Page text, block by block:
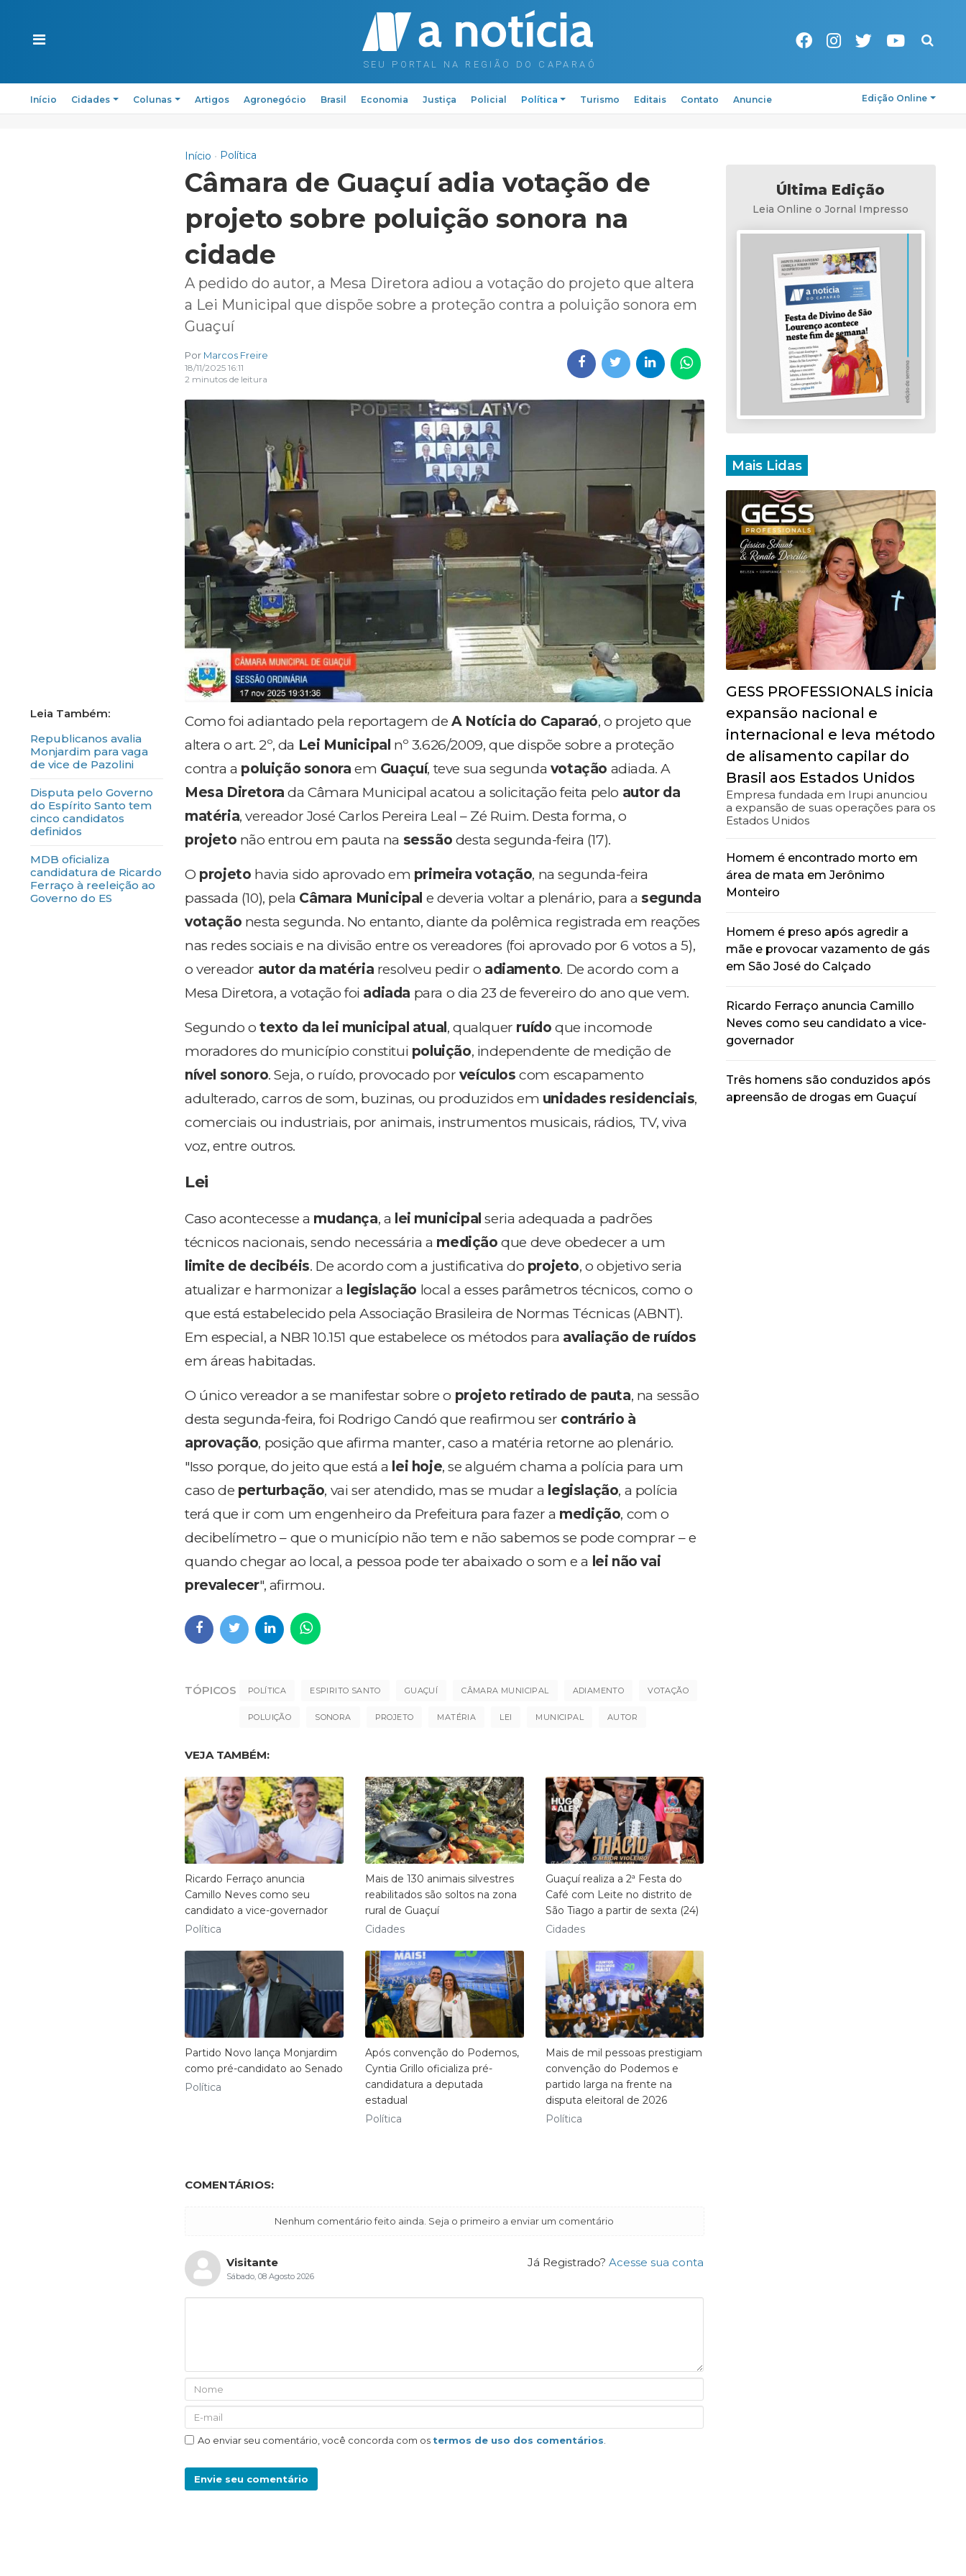
Pesquisa
Início Cidades Colunas Artigos Agronegócio Brasil Economia Justiça Policial Política Turismo Editais Contato Anuncie Edição Online
Republicanos avalia
Monjardim para vaga
de vice de Pazolini
Disputa pelo Governo
do Espírito Santo tem
cinco candidatos
definidos
MDB oficializa
candidatura de Ricardo
Ferraço à reeleição ao
Governo do ES
Início Política
Câmara de Guaçuí adia votação de
projeto sobre poluição sonora na
cidade
A pedido do autor, a Mesa Diretora adiou a votação do projeto que altera
a Lei Municipal que dispõe sobre a proteção contra a poluição sonora em
Guaçuí
Por Marcos Freire
18/11/2025 16:11
2 minutos de leitura
Como foi adiantado pela reportagem de A Notícia do Caparaó, o projeto que
altera o art. 2º, da Lei Municipal nº 3.626/2009, que dispõe sobre a proteção
contra a poluição sonora em Guaçuí, teve sua segunda votação adiada. A
Mesa Diretora da Câmara Municipal acatou a solicitação feita pelo autor da
matéria, vereador José Carlos Pereira Leal – Zé Ruim. Desta forma, o
projeto não entrou em pauta na sessão desta segunda-feira (17).
O projeto havia sido aprovado em primeira votação, na segunda-feira
passada (10), pela Câmara Municipal e deveria voltar a plenário, para a segunda
votação nesta segunda. No entanto, diante da polêmica registrada em reações
nas redes sociais e na divisão entre os vereadores (foi aprovado por 6 votos a 5),
o vereador autor da matéria resolveu pedir o adiamento. De acordo com a
Mesa Diretora, a votação foi adiada para o dia 23 de fevereiro do ano que vem.
Segundo o texto da lei municipal atual, qualquer ruído que incomode
moradores do município constitui poluição, independente de medição de
nível sonoro. Seja, o ruído, provocado por veículos com escapamento
adulterado, carros de som, buzinas, ou produzidos em unidades residenciais,
comerciais ou industriais, por animais, instrumentos musicais, rádios, TV, viva
voz, entre outros.
Lei
Caso acontecesse a mudança, a lei municipal seria adequada a padrões
técnicos nacionais, sendo necessária a medição que deve obedecer a um
limite de decibéis. De acordo com a justificativa do projeto, o objetivo seria
atualizar e harmonizar a legislação local a esses parâmetros técnicos, como o
que está estabelecido pela Associação Brasileira de Normas Técnicas (ABNT).
Em especial, a NBR 10.151 que estabelece os métodos para avaliação de ruídos
em áreas habitadas.
O único vereador a se manifestar sobre o projeto retirado de pauta, na sessão
desta segunda-feira, foi Rodrigo Candó que reafirmou ser contrário à
aprovação, posição que afirma manter, caso a matéria retorne ao plenário.
"Isso porque, do jeito que está a lei hoje, se alguém chama a polícia para um
caso de perturbação, vai ser atendido, mas se mudar a legislação, a polícia
terá que ir com um engenheiro da Prefeitura para fazer a medição, com o
decibelímetro – que o município não tem e não sabemos se pode comprar – e
quando chegar ao local, a pessoa pode ter abaixado o som e a lei não vai
prevalecer", afirmou.
TÓPICOS POLÍTICA ESPIRITO SANTO GUAÇUÍ CÂMARA MUNICIPAL ADIAMENTO VOTAÇÃO
POLUIÇÃO SONORA PROJETO MATÉRIA LEI MUNICIPAL AUTOR
VEJA TAMBÉM:
Ricardo Ferraço anuncia
Camillo Neves como seu
candidato a vice-governador
Política
Mais de 130 animais silvestres
reabilitados são soltos na zona
rural de Guaçuí
Cidades
Guaçuí realiza a 2ª Festa do
Café com Leite no distrito de
São Tiago a partir de sexta (24)
Cidades
Partido Novo lança Monjardim
como pré-candidato ao Senado
Política
Após convenção do Podemos,
Cyntia Grillo oficializa pré-
candidatura a deputada
estadual
Política
Mais de mil pessoas prestigiam
convenção do Podemos e
partido larga na frente na
disputa eleitoral de 2026
Política
COMENTÁRIOS:
Nenhum comentário feito ainda. Seja o primeiro a enviar um comentário
Já Registrado? Acesse sua conta
Visitante
Sábado, 08 Agosto 2026
Ao enviar seu comentário, você concorda com os termos de uso dos comentários
Envie seu comentário
Última Edição
Leia Online o Jornal Impresso
Mais Lidas
GESS PROFESSIONALS inicia
expansão nacional e
internacional e leva método
de alisamento capilar do
Brasil aos Estados Unidos
Empresa fundada em Irupi anunciou
a expansão de suas operações para os
Estados Unidos
Homem é encontrado morto em
área de mata em Jerônimo
Monteiro
Homem é preso após agredir a
mãe e provocar vazamento de gás
em São José do Calçado
Ricardo Ferraço anuncia Camillo
Neves como seu candidato a vice-
governador
Três homens são conduzidos após
apreensão de drogas em Guaçuí